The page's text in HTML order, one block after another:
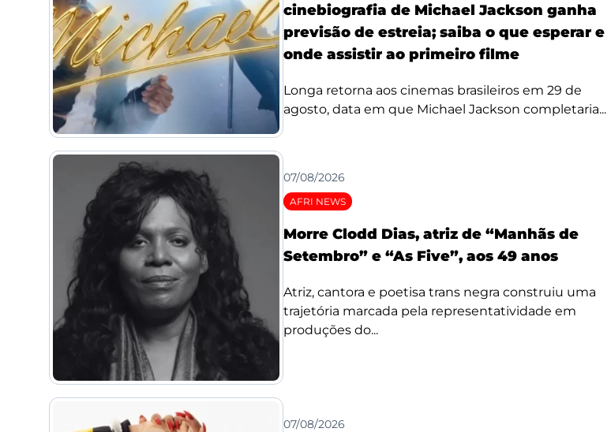
cinebiografia de Michael Jackson ganha
previsão de estreia; saiba o que esperar e
onde assistir ao primeiro filme
Longa retorna aos cinemas brasileiros em 29 de
agosto, data em que Michael Jackson completaria...
07/08/2026
AFRI NEWS
Morre Clodd Dias, atriz de “Manhãs de
Setembro” e “As Five”, aos 49 anos
Atriz, cantora e poetisa trans negra construiu uma
trajetória marcada pela representatividade em
produções do...
07/08/2026